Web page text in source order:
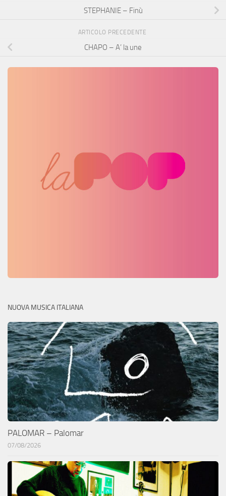
STEPHANIE – Finù
ARTICOLO PRECEDENTE
CHAPO – A’ la une
NUOVA MUSICA ITALIANA
PALOMAR – Palomar
07/08/2026